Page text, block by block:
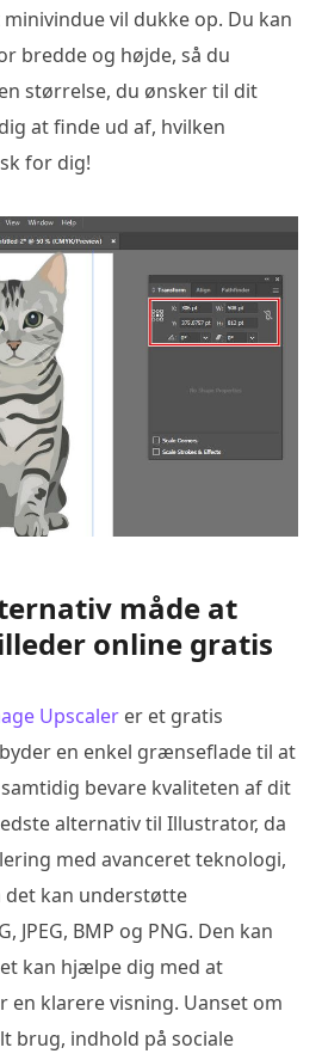
minivindue vil dukke op. Du kan
bredde og højde, så du
størrelse, du ønsker til dit
at finde ud af, hvilken
for dig!
måde at
online gratis
Upscaler er et gratis
en enkel grænseflade til at
bevare kvaliteten af dit
alternativ til Illustrator, da
med avanceret teknologi,
det kan understøtte
JPEG, BMP og PNG. Den kan
kan hjælpe dig med at
klarere visning. Uanset om
brug, indhold på sociale